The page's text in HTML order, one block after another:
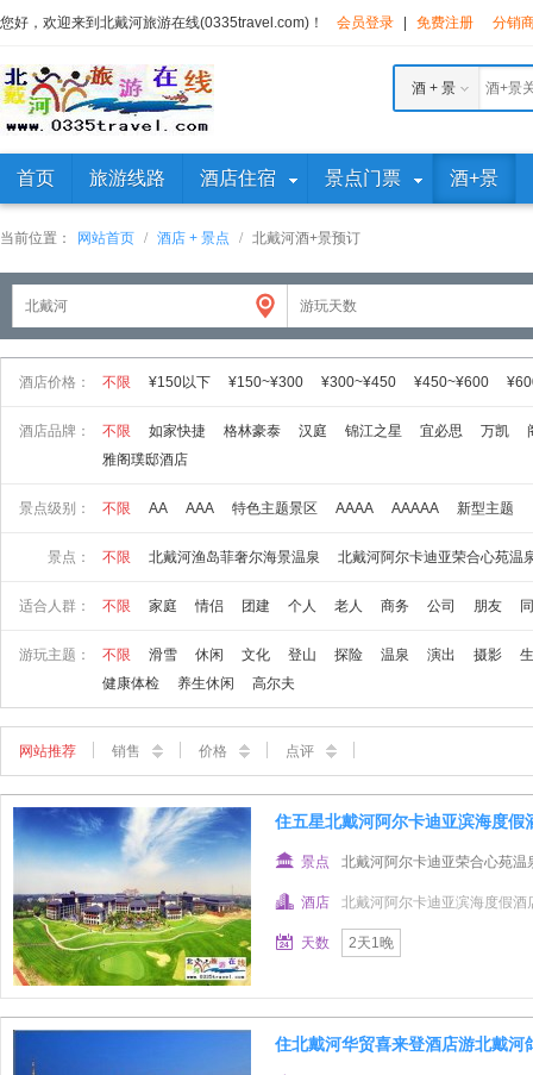
您好，欢迎来到北戴河旅游在线(0335travel.com)！ 会员登录 免费注册 分销
酒 + 景
首页 旅游线路 酒店住宿 景点门票 酒+景
当前位置： 网站首页 / 酒店 + 景点 / 北戴河酒+景预订
酒店价格： 不限 ¥150以下 ¥150~¥300 ¥300~¥450 ¥450~¥600
酒店品牌： 不限 如家快捷 格林豪泰 汉庭 锦江之星 宜必思 万凯
雅阁璞邸酒店
景点级别： 不限 AA AAA 特色主题景区 AAAA AAAAA 新型主题
景点： 不限 北戴河渔岛菲奢尔海景温泉 北戴河阿尔卡迪亚荣合心苑温
适合人群： 不限 家庭 情侣 团建 个人 老人 商务 公司 朋友
游玩主题： 不限 滑雪 休闲 文化 登山 探险 温泉 演出 摄影
健康体检
养生休闲 高尔夫
网站推荐 销售 价格 点评
住五星北戴河阿尔卡迪亚滨海度假
景点 北戴河阿尔卡迪亚荣合心苑温
酒店 北戴河阿尔卡迪亚滨海度假酒
天数 2天1晚
住北戴河华贸喜来登酒店游北戴河